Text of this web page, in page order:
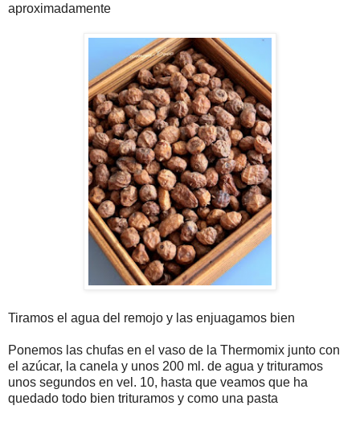
aproximadamente
Tiramos el agua del remojo y las enjuagamos bien
Ponemos las chufas en el vaso de la Thermomix junto con
el azúcar, la canela y unos 200 ml. de agua y trituramos
unos segundos en vel. 10, hasta que veamos que ha
quedado todo bien trituramos y como una pasta